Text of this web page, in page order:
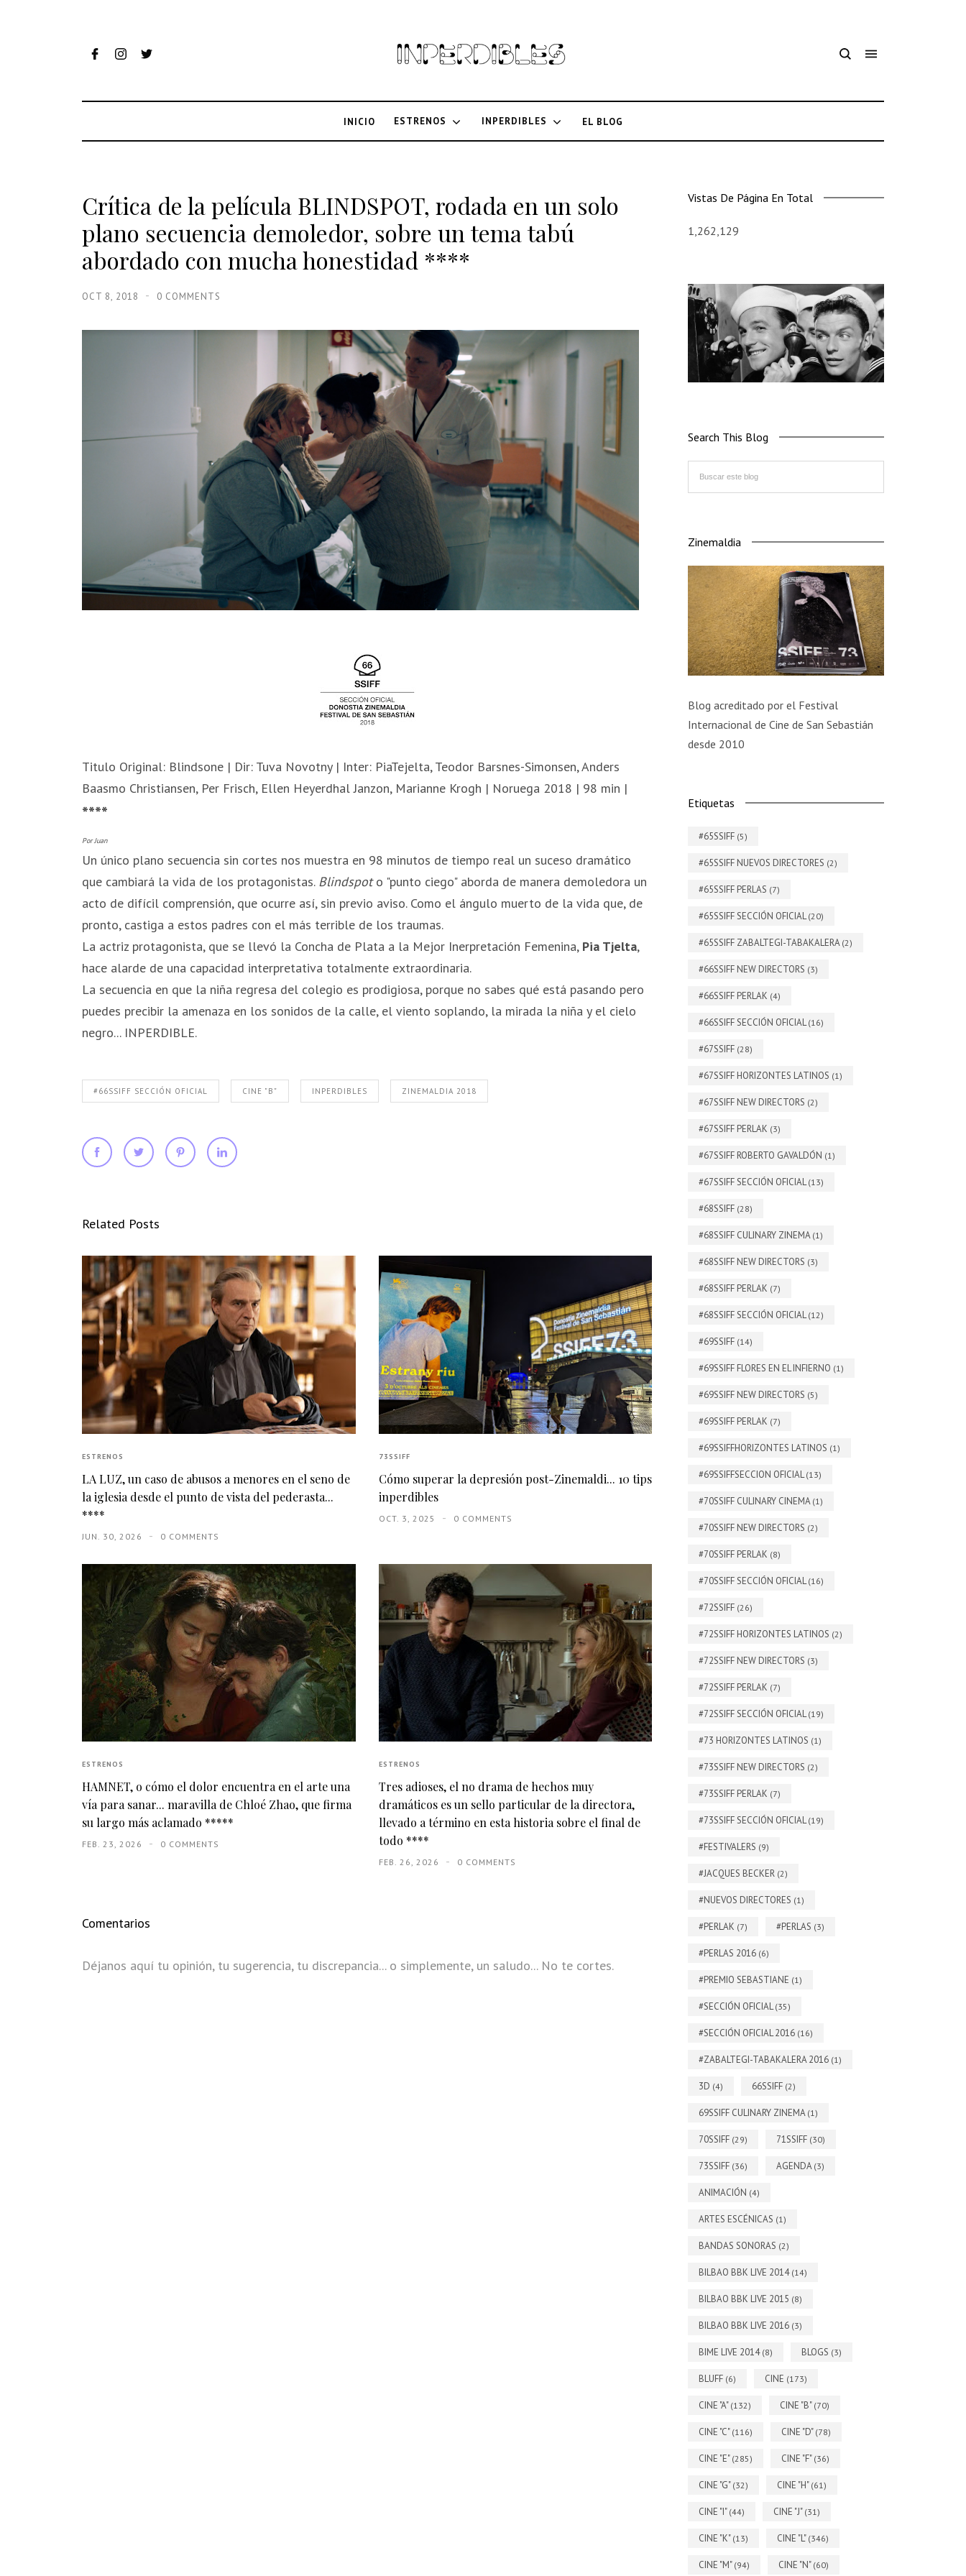
INICIO ESTRENOS INPERDIBLES EL BLOG
Crítica de la película BLINDSPOT, rodada en un solo
plano secuencia demoledor, sobre un tema tabú
abordado con mucha honestidad ****
OCT 8, 2018 0 COMMENTS
Titulo Original: Blindsone | Dir: Tuva Novotny | Inter: PiaTejelta, Teodor Barsnes-Simonsen, Anders
Baasmo Christiansen, Per Frisch, Ellen Heyerdhal Janzon, Marianne Krogh | Noruega 2018 | 98 min |
****
Por Juan
Un único plano secuencia sin cortes nos muestra en 98 minutos de tiempo real un suceso dramático
que cambiará la vida de los protagonistas. Blindspoto "punto ciego" aborda de manera demoledora un
acto de difícil comprensión, que ocurre así, sin previo aviso. Como el ángulo muerto de la vida que, de
pronto, castiga a estos padres con el más terrible de los traumas.
La actriz protagonista, que se llevó la Concha de Plata a la Mejor Inerpretación Femenina, Pia Tjelta,
hace alarde de una capacidad interpretativa totalmente extraordinaria.
La secuencia en que la niña regresa del colegio es prodigiosa, porque no sabes qué está pasando pero
puedes precibir la amenaza en los sonidos de la calle, el viento soplando, la mirada la niña y el cielo
negro... INPERDIBLE.
#66SSIFF SECCIÓN OFICIAL CINE "B" INPERDIBLES ZINEMALDIA 2018
Related Posts
ESTRENOS
LA LUZ, un caso de abusos a menores en el seno de
la iglesia desde el punto de vista del pederasta...
****
JUN. 30, 2026 0 COMMENTS
73SSIFF
Cómo superar la depresión post-Zinemaldi... 10 tips
inperdibles
OCT. 3, 2025 0 COMMENTS
ESTRENOS
HAMNET, o cómo el dolor encuentra en el arte una
vía para sanar... maravilla de Chloé Zhao, que firma
su largo más aclamado *****
FEB. 23, 2026 0 COMMENTS
ESTRENOS
Tres adioses, el no drama de hechos muy
dramáticos es un sello particular de la directora,
llevado a término en esta historia sobre el final de
todo ****
FEB. 26, 2026 0 COMMENTS
Comentarios
Déjanos aquí tu opinión, tu sugerencia, tu discrepancia... o simplemente, un saludo... No te cortes.
Vistas De Página En Total
1,262,129
Search This Blog
Zinemaldia
Blog acreditado por el Festival
Internacional de Cine de San Sebastián
desde 2010
Etiquetas
#65SSIFF (5)
#65SSIFF NUEVOS DIRECTORES (2)
#65SSIFF PERLAS (7)
#65SSIFF SECCIÓN OFICIAL(20)
#65SSIFF ZABALTEGI-TABAKALERA (2)
#66SSIFF NEW DIRECTORS (3)
#66SSIFF PERLAK (4)
#66SSIFF SECCIÓN OFICIAL(16)
#67SSIFF (28)
#67SSIFF HORIZONTES LATINOS (1)
#67SSIFF NEW DIRECTORS (2)
#67SSIFF PERLAK (3)
#67SSIFF ROBERTO GAVALDÓN (1)
#67SSIFF SECCIÓN OFICIAL(13)
#68SSIFF (28)
#68SSIFF CULINARY ZINEMA (1)
#68SSIFF NEW DIRECTORS (3)
#68SSIFF PERLAK (7)
#68SSIFF SECCIÓN OFICIAL(12)
#69SSIFF (14)
#69SSIFF FLORES EN EL INFIERNO (1)
#69SSIFF NEW DIRECTORS (5)
#69SSIFF PERLAK (7)
#69SSIFFHORIZONTES LATINOS (1)
#69SSIFFSECCION OFICIAL(13)
#70SSIFF CULINARY CINEMA (1)
#70SSIFF NEW DIRECTORS (2)
#70SSIFF PERLAK (8)
#70SSIFF SECCIÓN OFICIAL(16)
#72SSIFF (26)
#72SSIFF HORIZONTES LATINOS (2)
#72SSIFF NEW DIRECTORS (3)
#72SSIFF PERLAK (7)
#72SSIFF SECCIÓN OFICIAL(19)
#73 HORIZONTES LATINOS (1)
#73SSIFF NEW DIRECTORS (2)
#73SSIFF PERLAK (7)
#73SSIFF SECCIÓN OFICIAL(19)
#FESTIVALERS (9)
#JACQUES BECKER (2)
#NUEVOS DIRECTORES (1)
#PERLAK (7) #PERLAS (3)
#PERLAS 2016 (6)
#PREMIO SEBASTIANE (1)
#SECCIÓN OFICIAL(35)
#SECCIÓN OFICIAL 2016 (16)
#ZABALTEGI-TABAKALERA 2016 (1)
3D (4) 66SSIFF (2)
69SSIFF CULINARY ZINEMA (1)
70SSIFF (29) 71SSIFF (30)
73SSIFF (36) AGENDA (3)
ANIMACIÓN (4)
ARTES ESCÉNICAS (1)
BANDAS SONORAS (2)
BILBAO BBK LIVE 2014 (14)
BILBAO BBK LIVE 2015 (8)
BILBAO BBK LIVE 2016 (3)
BIME LIVE 2014 (8) BLOGS (3)
BLUFF (6) CINE (173)
CINE "A" (132) CINE "B" (70)
CINE "C" (116) CINE "D" (78)
CINE "E" (285) CINE "F" (36)
CINE "G" (32) CINE "H" (61)
CINE "I" (44) CINE "J" (31)
CINE "K" (13) CINE "L" (346)
CINE "M" (94) CINE "N" (60)